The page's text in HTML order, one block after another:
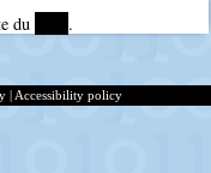
du
.
| Accessibility policy